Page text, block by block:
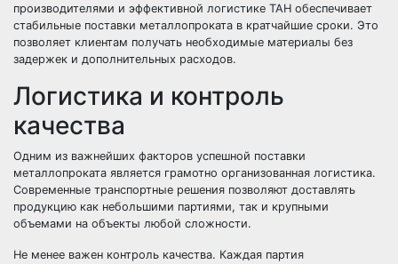
производителями и эффективной логистике ТАН обеспечивает
стабильные поставки металлопроката в кратчайшие сроки. Это
позволяет клиентам получать необходимые материалы без
задержек и дополнительных расходов.
Логистика и контроль
качества
Одним из важнейших факторов успешной поставки
металлопроката является грамотно организованная логистика.
Современные транспортные решения позволяют доставлять
продукцию как небольшими партиями, так и крупными
объемами на объекты любой сложности.
Не менее важен контроль качества. Каждая партия